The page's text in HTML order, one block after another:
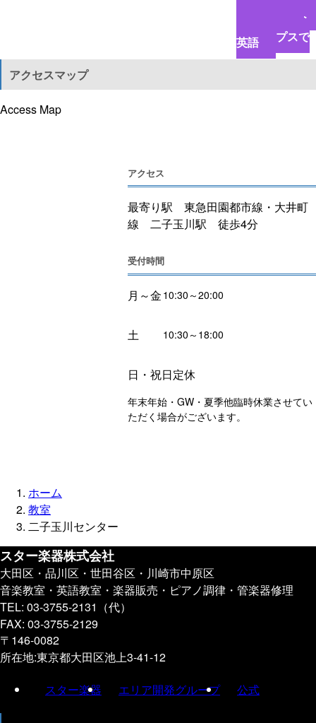
英語でコミ
ポップスで
英語
アクセスマップ
Access Map
アクセス
最寄り駅 東急田園都市線・大井町
線 二子玉川駅 徒歩4分
受付時間
月～金 10:30～20:00
土 10:30～18:00
日・祝日定休
年末年始・GW・夏季他臨時休業させてい
ただく場合がございます。
ホーム
教室
二子玉川センター
スター楽器株式会社
大田区・品川区・世田谷区・川崎市中原区
音楽教室・英語教室・楽器販売・ピアノ調律・管楽器修理
TEL: 03-3755-2131（代）
FAX: 03-3755-2129
〒146-0082
所在地:東京都大田区池上3-41-12
スター楽器
エリア開発グループ 公式